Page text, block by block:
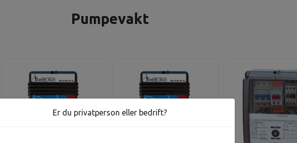
Pumpevakt
Er du privatperson eller bedrift?